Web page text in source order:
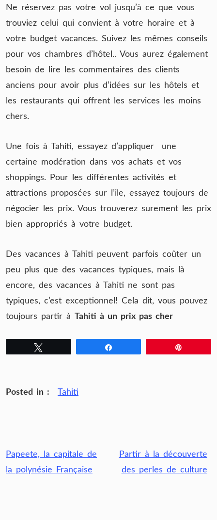
Ne réservez pas votre vol jusqu’à ce que vous
trouviez celui qui convient à votre horaire et à
votre budget vacances. Suivez les mêmes conseils
pour vos chambres d’hôtel.. Vous aurez également
besoin de lire les commentaires des clients
anciens pour avoir plus d’idées sur les hôtels et
les restaurants qui offrent les services les moins
chers.
Une fois à Tahiti, essayez d’appliquer une
certaine modération dans vos achats et vos
shoppings. Pour les différentes activités et
attractions proposées sur l’ile, essayez toujours de
négocier les prix. Vous trouverez surement les prix
bien appropriés à votre budget.
Des vacances à Tahiti peuvent parfois coûter un
peu plus que des vacances typiques, mais là
encore, des vacances à Tahiti ne sont pas
typiques, c’est exceptionnel! Cela dit, vous pouvez
toujours partir à Tahiti à un prix pas cher
Posted in : Tahiti
Navigation
de
Papeete, la capitale de
la polynésie Française
Partir à la découverte
des perles de culture